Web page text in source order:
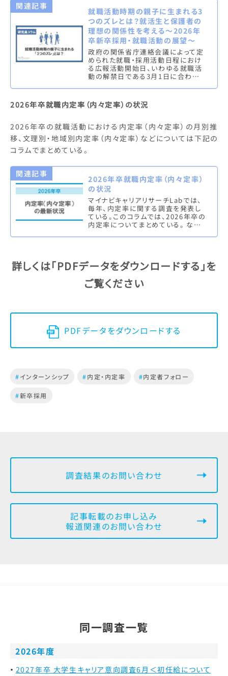
関連記事
就職活動時期の親子に生まれる3
つのズレとは？就活生と保護者の
理想の関係性を考える～2026年
卒新卒採用・就職活動の展望～
政府の関係省庁連絡会議によって定
められた就職・採用活動日程におけ
る広報活動開始日、いわゆる就職活
動の解禁日である3月1日に合わせ
2026年卒就職内定率（内々定率）の状況
2026年卒の就職活動における内定率（内々定率）の月別推
移、文理別・地域別内定率（内々定率）などについては下記の
コラムでまとめている。
関連記事
2026年卒就職内定率（内々定率）
の状況
マイナビキャリアリサーチLabでは、
毎年、内定率に関する調査を発表し
ている。このコラムでは、2026年卒の
内定率についてまとめている。 なお、
詳しくは「PDFデータをダウンロードする」を
ご覧ください
PDFデータをダウンロードする
#インターンシップ #内定・内定率 #内定者フォロー
#新卒採用
調査結果のお問い合わせ
記事転載のお申し込み
報道関連のお問い合わせ
同一調査一覧
2026年度
2027年卒 大学生キャリア意向調査6月＜初任給について